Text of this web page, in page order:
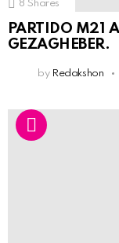
8 Shares
PARTIDO M21
GEZAGHEBER.
by Redakshon